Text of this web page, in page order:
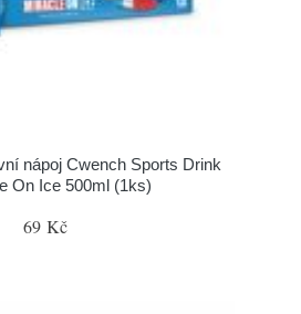
nápoj Cwench Sports Drink
On Ice 500ml (1ks)
69 Kč